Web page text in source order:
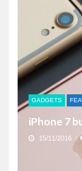
GADGETS
iPhone 7
15/11/2016